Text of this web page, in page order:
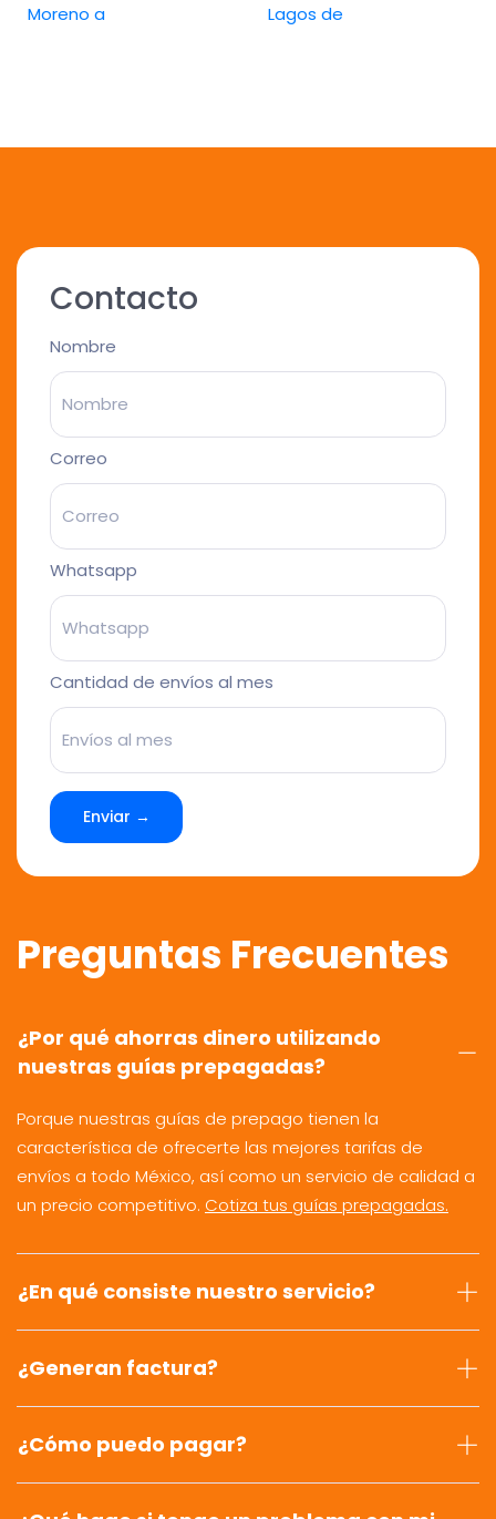
Moreno a
Lagos de
Contacto
Nombre
Correo
Whatsapp
Cantidad de envíos al mes
Enviar →
Preguntas Frecuentes
¿Por qué ahorras dinero utilizando
nuestras guías prepagadas?
Porque nuestras guías de prepago tienen la
característica de ofrecerte las mejores tarifas de
envíos a todo México, así como un servicio de calidad a
un precio competitivo. Cotiza tus guías prepagadas.
¿En qué consiste nuestro servicio?
¿Generan factura?
¿Cómo puedo pagar?